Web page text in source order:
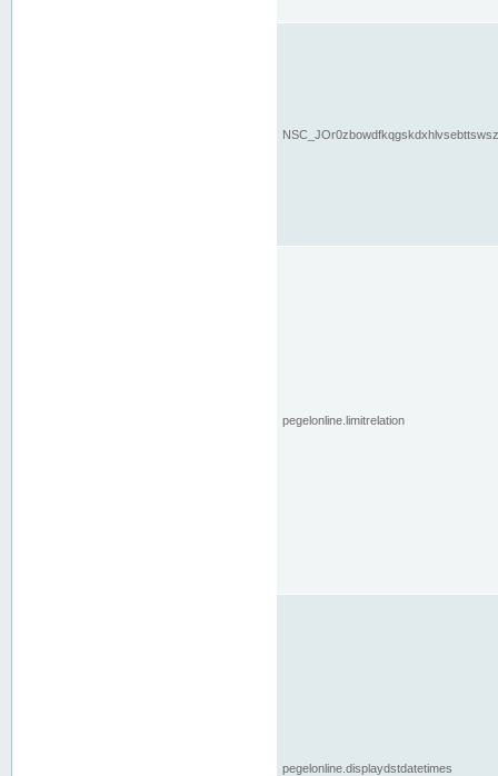
pegelonline.limitrelation
pegelonline.displaydstdatetimes